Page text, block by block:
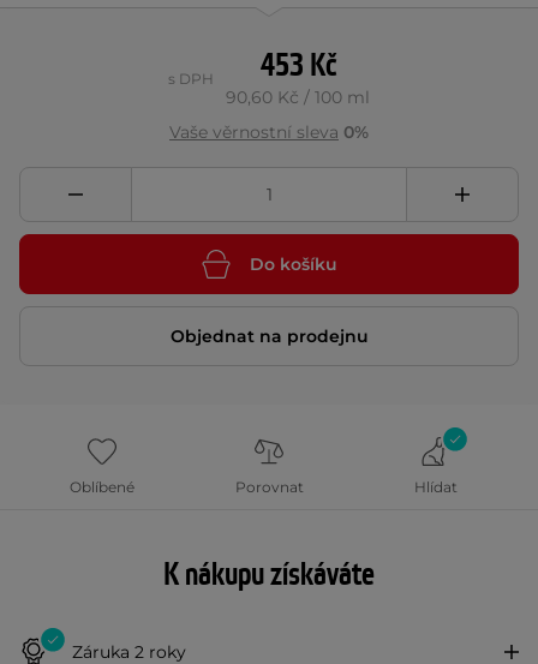
453 Kč
90,60 Kč / 100 ml
s DPH
Vaše věrnostní sleva 0%
Do košíku
Objednat na prodejnu
Oblíbené Porovnat Hlídat
K nákupu získáváte
Záruka 2 roky